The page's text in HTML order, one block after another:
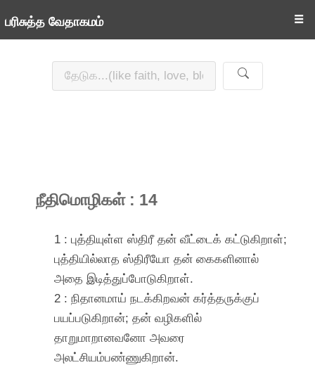
பரிசுத்த வேதாகமம் ☰
நீதிமொழிகள் : 14
1 : புத்தியுள்ள ஸ்திரீ தன் வீட்டைக் கட்டுகிறாள்;
புத்தியில்லாத ஸ்திரீயோ தன் கைகளினால்
அதை இடித்துப்போடுகிறாள்.
2 : நிதானமாய் நடக்கிறவன் கர்த்தருக்குப்
பயப்படுகிறான்; தன் வழிகளில்
தாறுமாறானவனோ அவரை
அலட்சியம்பண்ணுகிறான்.